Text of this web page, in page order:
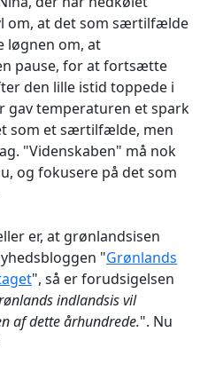
om, at det som særtilfælde
om, at
pause, for at fortsætte
den lille istid toppede i
gav temperaturen et spark
som et særtilfælde, men
"Videnskaben" må nok
og fokusere på det som
er, at grønlandsisen
"Grønlands
", så er forudsigelsen
indlandsis vil
af dette århundrede.". Nu